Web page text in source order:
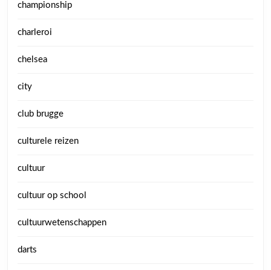
championship
charleroi
chelsea
city
club brugge
culturele reizen
cultuur
cultuur op school
cultuurwetenschappen
darts